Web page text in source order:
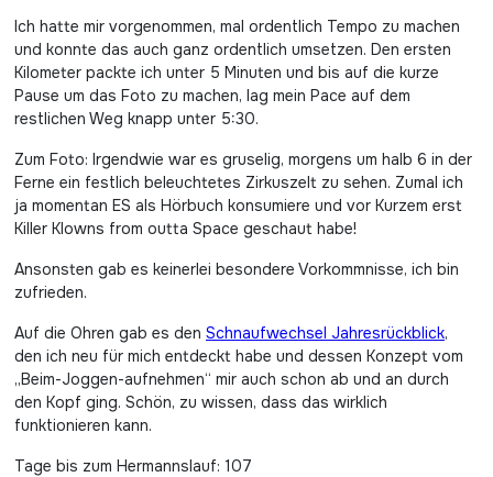
Ich hatte mir vorgenommen, mal ordentlich Tempo zu machen
und konnte das auch ganz ordentlich umsetzen. Den ersten
Kilometer packte ich unter 5 Minuten und bis auf die kurze
Pause um das Foto zu machen, lag mein Pace auf dem
restlichen Weg knapp unter 5:30.
Zum Foto: Irgendwie war es gruselig, morgens um halb 6 in der
Ferne ein festlich beleuchtetes Zirkuszelt zu sehen. Zumal ich
ja momentan ES als Hörbuch konsumiere und vor Kurzem erst
Killer Klowns from outta Space geschaut habe!
Ansonsten gab es keinerlei besondere Vorkommnisse, ich bin
zufrieden.
Auf die Ohren gab es den Schnaufwechsel Jahresrückblick,
den ich neu für mich entdeckt habe und dessen Konzept vom
„Beim-Joggen-aufnehmen“ mir auch schon ab und an durch
den Kopf ging. Schön, zu wissen, dass das wirklich
funktionieren kann.
Tage bis zum Hermannslauf: 107